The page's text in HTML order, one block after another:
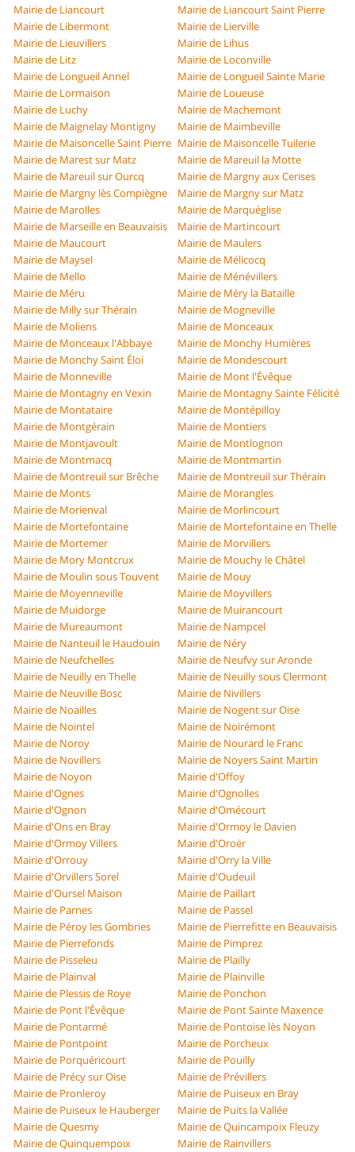
Mairie de Liancourt
Mairie de Liancourt Saint Pierre
Mairie de Libermont
Mairie de Lierville
Mairie de Lieuvillers
Mairie de Lihus
Mairie de Litz
Mairie de Loconville
Mairie de Longueil Annel
Mairie de Longueil Sainte Marie
Mairie de Lormaison
Mairie de Loueuse
Mairie de Luchy
Mairie de Machemont
Mairie de Maignelay Montigny
Mairie de Maimbeville
Mairie de Maisoncelle Saint Pierre Mairie de Maisoncelle Tuilerie
Mairie de Marest sur Matz
Mairie de Mareuil la Motte
Mairie de Mareuil sur Ourcq
Mairie de Margny aux Cerises
Mairie de Margny lès Compiègne
Mairie de Margny sur Matz
Mairie de Marolles
Mairie de Marquéglise
Mairie de Marseille en Beauvaisis
Mairie de Martincourt
Mairie de Maucourt
Mairie de Maulers
Mairie de Maysel
Mairie de Mélicocq
Mairie de Mello
Mairie de Ménévillers
Mairie de Méru
Mairie de Méry la Bataille
Mairie de Milly sur Thérain
Mairie de Mogneville
Mairie de Moliens
Mairie de Monceaux
Mairie de Monceaux l'Abbaye
Mairie de Monchy Humières
Mairie de Monchy Saint Éloi
Mairie de Mondescourt
Mairie de Monneville
Mairie de Mont l'Évêque
Mairie de Montagny en Vexin
Mairie de Montagny Sainte Félicité
Mairie de Montataire
Mairie de Montépilloy
Mairie de Montgérain
Mairie de Montiers
Mairie de Montjavoult
Mairie de Montlognon
Mairie de Montmacq
Mairie de Montmartin
Mairie de Montreuil sur Brêche
Mairie de Montreuil sur Thérain
Mairie de Monts
Mairie de Morangles
Mairie de Morienval
Mairie de Morlincourt
Mairie de Mortefontaine
Mairie de Mortefontaine en Thelle
Mairie de Mortemer
Mairie de Morvillers
Mairie de Mory Montcrux
Mairie de Mouchy le Châtel
Mairie de Moulin sous Touvent
Mairie de Mouy
Mairie de Moyenneville
Mairie de Moyvillers
Mairie de Muidorge
Mairie de Muirancourt
Mairie de Mureaumont
Mairie de Nampcel
Mairie de Nanteuil le Haudouin
Mairie de Néry
Mairie de Neufchelles
Mairie de Neufvy sur Aronde
Mairie de Neuilly en Thelle
Mairie de Neuilly sous Clermont
Mairie de Neuville Bosc
Mairie de Nivillers
Mairie de Noailles
Mairie de Nogent sur Oise
Mairie de Nointel
Mairie de Noirémont
Mairie de Noroy
Mairie de Nourard le Franc
Mairie de Novillers
Mairie de Noyers Saint Martin
Mairie de Noyon
Mairie d'Offoy
Mairie d'Ognes
Mairie d'Ognolles
Mairie d'Ognon
Mairie d'Omécourt
Mairie d'Ons en Bray
Mairie d'Ormoy le Davien
Mairie d'Ormoy Villers
Mairie d'Oroër
Mairie d'Orrouy
Mairie d'Orry la Ville
Mairie d'Orvillers Sorel
Mairie d'Oudeuil
Mairie d'Oursel Maison
Mairie de Paillart
Mairie de Parnes
Mairie de Passel
Mairie de Péroy les Gombries
Mairie de Pierrefitte en Beauvaisis
Mairie de Pierrefonds
Mairie de Pimprez
Mairie de Pisseleu
Mairie de Plailly
Mairie de Plainval
Mairie de Plainville
Mairie de Plessis de Roye
Mairie de Ponchon
Mairie de Pont l'Évêque
Mairie de Pont Sainte Maxence
Mairie de Pontarmé
Mairie de Pontoise lès Noyon
Mairie de Pontpoint
Mairie de Porcheux
Mairie de Porquéricourt
Mairie de Pouilly
Mairie de Précy sur Oise
Mairie de Prévillers
Mairie de Pronleroy
Mairie de Puiseux en Bray
Mairie de Puiseux le Hauberger
Mairie de Puits la Vallée
Mairie de Quesmy
Mairie de Quincampoix Fleuzy
Mairie de Quinquempoix
Mairie de Rainvillers